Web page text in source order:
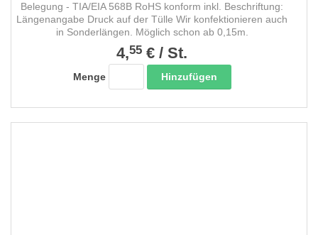
Belegung - TIA/EIA 568B RoHS konform inkl. Beschriftung:
Längenangabe Druck auf der Tülle Wir konfektionieren auch
in Sonderlängen. Möglich schon ab 0,15m.
4,55 € / St.
Menge Hinzufügen